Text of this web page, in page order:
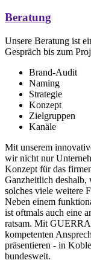
Beratung
Unsere Beratung ist
Gespräch bis zum
Brand-Audit
Naming
Strategie
Konzept
Zielgruppen
Kanäle
Mit unserem
wir nicht nur
Konzept für das
Ganzheitlich deshalb,
solches viele weitere
Neben einem
ist oftmals auch eine
ratsam. Mit
kompetenten
präsentieren - in
bundesweit.